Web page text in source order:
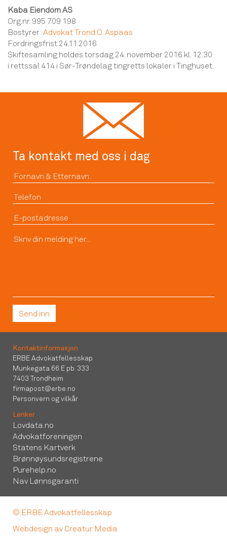
Kaba Eiendom AS
Org.nr. 995 709 198
Bostyrer: Advokat Trond O. Aspaas
Fordringsfrist 24.11.2016
Skiftesamling holdes torsdag 24. november 2016 kl. 12.30
i rettssal 414 i Sør-Trøndelag tingretts lokaler i Tinghuset.
Ta kontakt med oss i dag
Kontaktinformasjon
ERBE Advokatfellesskap
Munkegata 66 E pb. 333
7403 Trondheim
firmapost@erbe.no
Personvern og vilkår
Lenker
Lovdata.no
Advokatforeningen
Statens Kartverk
Brønnøysundsregistrene
Purehelp.no
Nav Lønnsgaranti
© ERBE Advokatfellesskap
Webdesign av Creatur Media